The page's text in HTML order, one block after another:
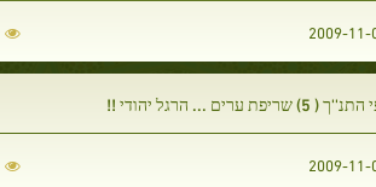
( 5) שריפת ערים ... הרגל יהודי !!